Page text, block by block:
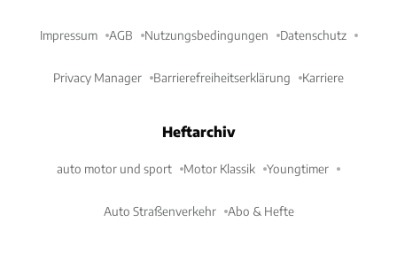
Impressum AGB Nutzungsbedingungen Datenschutz
Privacy Manager Barrierefreiheitserklärung Karriere
Heftarchiv
auto motor und sport Motor Klassik Youngtimer
Auto Straßenverkehr Abo & Hefte